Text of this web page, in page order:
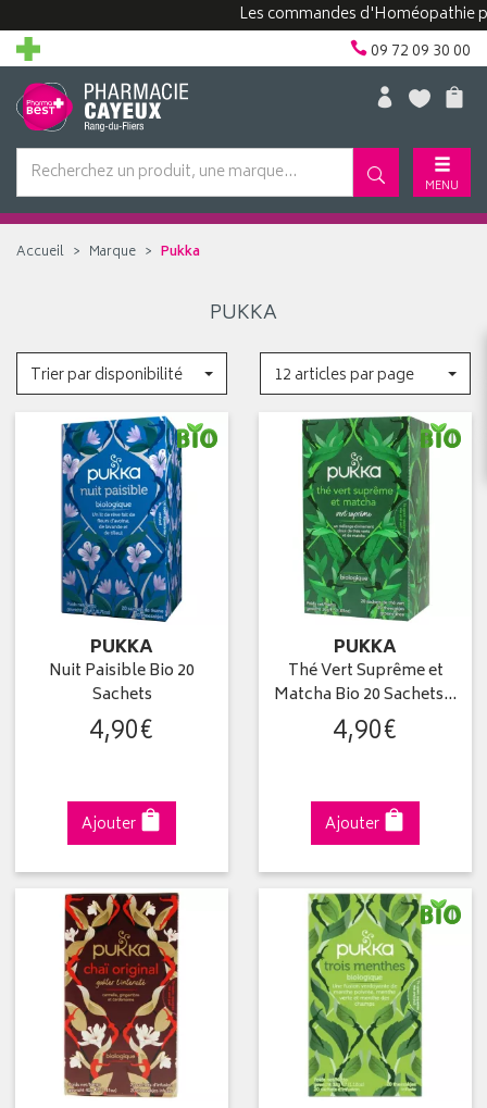
Les commandes d'Homéopathie
09 72 09 30 00
MENU
Accueil Marque Pukka
PUKKA
Trier par disponibilité 12 articles par page
PUKKA
Nuit Paisible Bio 20
Sachets
4,90€
Ajouter
PUKKA
Thé Vert Suprême et
Matcha Bio 20 Sachets…
4,90€
Ajouter